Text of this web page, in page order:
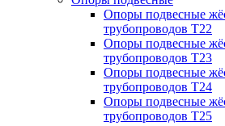
Опоры подвесные
трубопроводов Т22
Опоры подвесные
трубопроводов Т23
Опоры подвесные
трубопроводов Т24
Опоры подвесные
трубопроводов Т25